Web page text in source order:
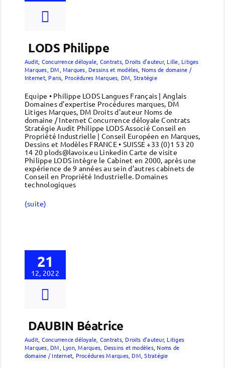
LODS Philippe
Audit Concurrence déloyale Contrats, Droits d’auteur, Lille Litiges
Marques, DM Marques, Dessins et modèles Noms de domaine /
Internet, Paris Procédures Marques, DM Stratégie
Equipe • Philippe LODS Langues Français | Anglais
Domaines d'expertise Procédures marques, DM
Litiges Marques, DM Droits d'auteur Noms de
domaine / Internet Concurrence déloyale Contrats
Stratégie Audit Philippe LODS Associé Conseil en
Propriété Industrielle | Conseil Européen en Marques,
Dessins et Modèles FRANCE • SUISSE +33 (0)1 53 20
14 20 plods@lavoix.eu Linkedin Carte de visite
Philippe LODS intègre le Cabinet en 2000, après une
expérience de 9 années au sein d’autres cabinets de
Conseil en Propriété Industrielle. Domaines
technologiques
(suite)
21
12, 2022
DAUBIN Béatrice
Audit Concurrence déloyale Contrats, Droits d’auteur, Litiges
Marques, DM Lyon,Marques, Dessins et modèles, Noms de
domaine / Internet Procédures Marques, DM ,Stratégie